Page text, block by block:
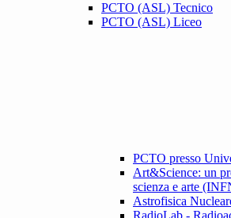
PCTO (ASL) Tecnico
PCTO (ASL) Liceo
PCTO presso
Art&Science: un
scienza e arte
Astrofisica